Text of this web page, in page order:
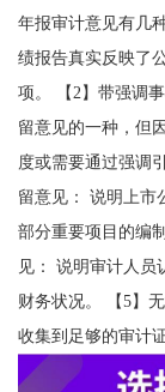
年报审计意见有几
绩报告真实反映了
项。 【2】带强调
留意见的一种，但
度或需要通过强调
留意见： 说明上市
部分重要项目的编
见： 说明审计人员
财务状况。 【5】
收集到足够的审计